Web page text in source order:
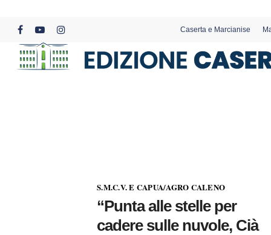
content
facebookyoutubeinstagram
Caserta e Marcianise
S.M.C.V. E CAPUA/AGRO CALENO
“Punta alle stelle per
cadere sulle nuvole, Cià